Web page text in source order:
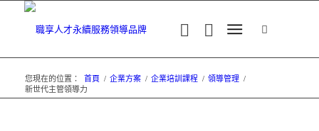
您現在的位置： 首頁 / 企業方案 / 企業培訓課程 / 領導管理 /
新世代主管領導力